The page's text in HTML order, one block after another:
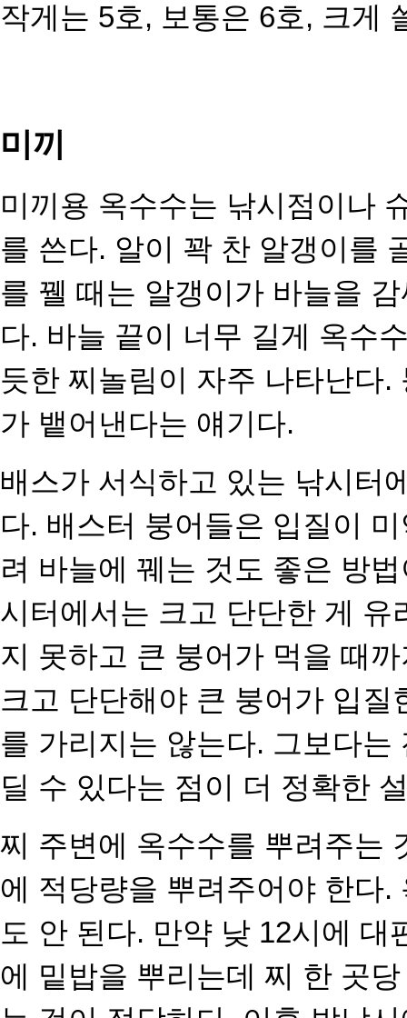
작게는 5호, 보통은 6호, 크게
미끼
미끼용 옥수수는 낚시점이나
를 쓴다. 알이 꽉 찬 알갱이를
를 꿸 때는 알갱이가 바늘을
다. 바늘 끝이 너무 길게 옥수
듯한 찌놀림이 자주 나타난다.
가 뱉어낸다는 얘기다.
배스가 서식하고 있는 낚시터
다. 배스터 붕어들은 입질이
려 바늘에 꿰는 것도 좋은 방
시터에서는 크고 단단한 게 유
지 못하고 큰 붕어가 먹을 때
크고 단단해 야 큰 붕어가 입질
를 가리지는 않는다. 그보다
딜 수 있다는 점이 더 정확한
찌 주변에 옥수수를 뿌려주는
에 적당량을 뿌려주어야 한다
도 안 된다. 만약 낮 12시에 대
에 밑밥을 뿌리는데 찌 한 곳